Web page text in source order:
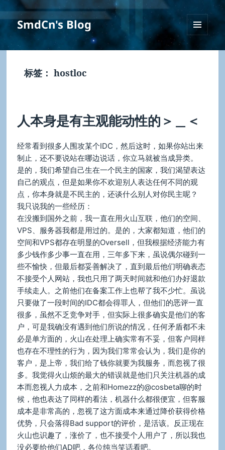
SmdCn's Blog
挂件
标签： hostloc
人本身是有主观能动性的＞＿＜
经常看到很多人围攻某个IDC，然后这时，如果你站出来
制止，还不要说站在哪边说话，你立马就被当成异类。
是的，我们希望自己生在一个民主的国家，我们渴望表达
自己的观点，但是如果你不欢迎别人表达任何不同的观
点，你本身就是不民主的，还谈什么别人对你民主呢？
我只说我的一些经历：
在没搬到国外之前，我一直在用火山互联，他们的空间、
VPS、服务器我都是用过的。是的，大家都知道，他们的
空间和VPS都存在明显的Oversell，但我根据经济能力有
多少钱作多少事一直在用，三年多下来，虽说偶尔碰到一
些不愉快，但最后都妥善解决了，直到最后他们明确表态
不接受个人网站，我也只用了两天时间就和他们办好退款
手续走人。之前他们在备案工作上也帮了我不少忙。虽说
只要做了一段时间的IDC都会得罪人，但他们的恶评一直
很多，虽然不乏竞争对手，但实际上很多确实是他们的客
户，可是我确没有遇到他们所说的情况，任何矛盾都不未
必是单方面的，火山在处理上确实常有不妥，但客户同样
也存在不理性的行为，因为我们常常会认为，我们是你的
客户，是上帝，我们给了钱你就要为我服务，而忽视了很
多。我觉得火山烦的最大的错误就是他们只关注机器的成
本而忽视人力成本，之前和Homezz的@cosbeta聊的时
候，他也表达了同样的看法，机器什么都很便宜，但客服
成本是非常高的，忽视了这方面成本来通过降价获得价格
优势，只会落得Bad support的评价，是活该。反正现在
火山也识趣了，涨价了，也不接受个人用户了，所以我也
没必要给他们AD吧，各位纯当笑话看吧。